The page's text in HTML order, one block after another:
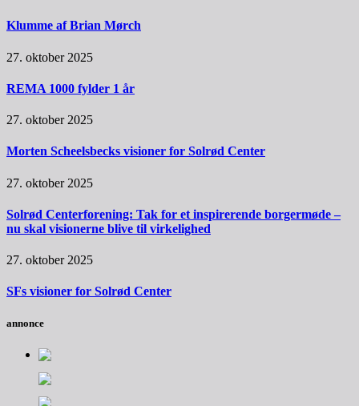
Klumme af Brian Mørch
27. oktober 2025
REMA 1000 fylder 1 år
27. oktober 2025
Morten Scheelsbecks visioner for Solrød Center
27. oktober 2025
Solrød Centerforening: Tak for et inspirerende borgermøde –
nu skal visionerne blive til virkelighed
27. oktober 2025
SFs visioner for Solrød Center
annonce